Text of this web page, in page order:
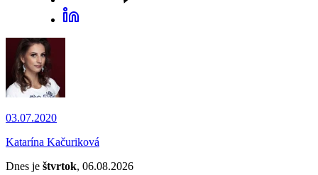
03.07.2020
Katarína Kačuriková
Dnes je štvrtok, 06.08.2026